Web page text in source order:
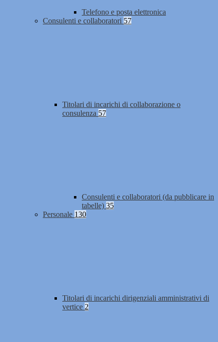
Telefono e posta elettronica
Consulenti e collaboratori 57
Titolari di incarichi di collaborazione o
consulenza 57
Consulenti e collaboratori (da pubblicare in
tabelle) 35
Personale 130
Titolari di incarichi dirigenziali amministrativi di
vertice 2